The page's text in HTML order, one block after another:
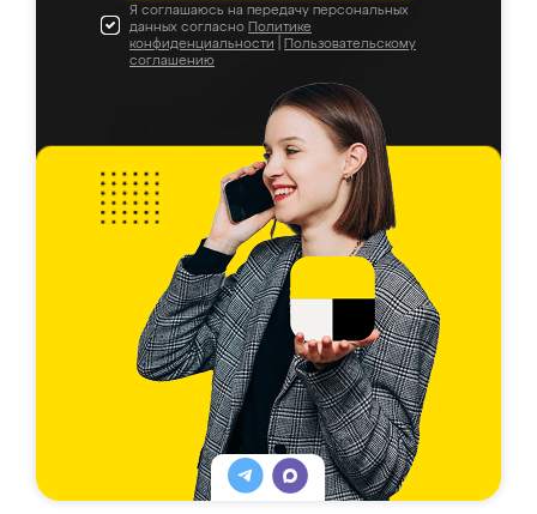
Я соглашаюсь на передачу персональных
данных согласно Политике
конфиденциальности
Пользовательскому
соглашению